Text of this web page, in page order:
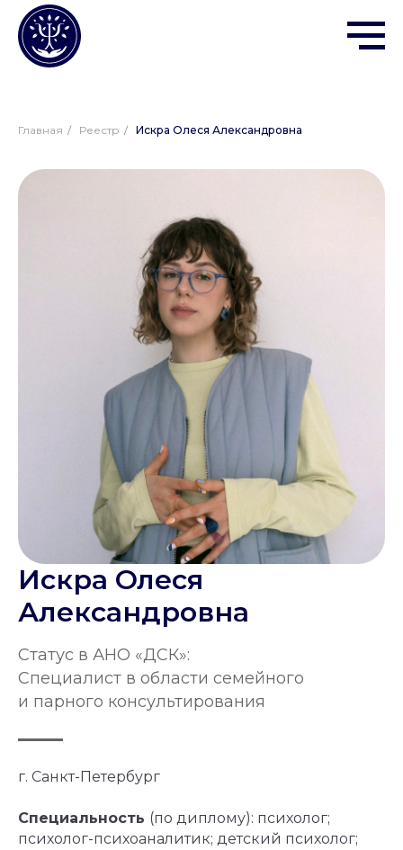
Главная / Реестр / Искра Олеся Александровна
Искра Олеся
Александровна
Статус в АНО «ДСК»:
Специалист в области семейного
и парного консультирования
г. Санкт-Петербург
Специальность (по диплому): психолог;
психолог-психоаналитик; детский психолог;